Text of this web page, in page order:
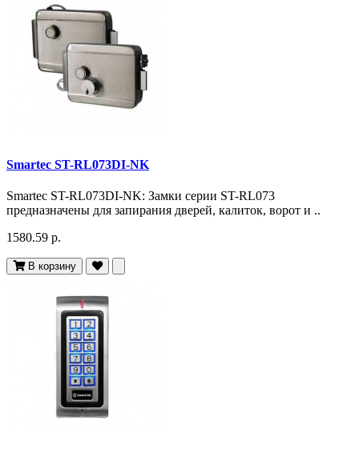
Smartec ST-RL073DI-NK
Smartec ST-RL073DI-NK: Замки серии ST-RL073
предназначены для запирания дверей, калиток, ворот и ..
1580.59 р.
В корзину